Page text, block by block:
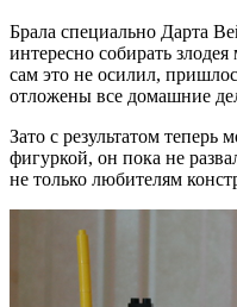
Брала специально Дарта
интересно собирать
сам это не осилил,
отложены все домашние
Зато с результатом
фигуркой, он пока не
не только любителям